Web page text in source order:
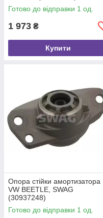
Готово до відправки 1 од.
1 973 ₴
Купити
Опора стійки амортизатора
VW BEETLE, SWAG
(30937248)
Готово до відправки 1 од.